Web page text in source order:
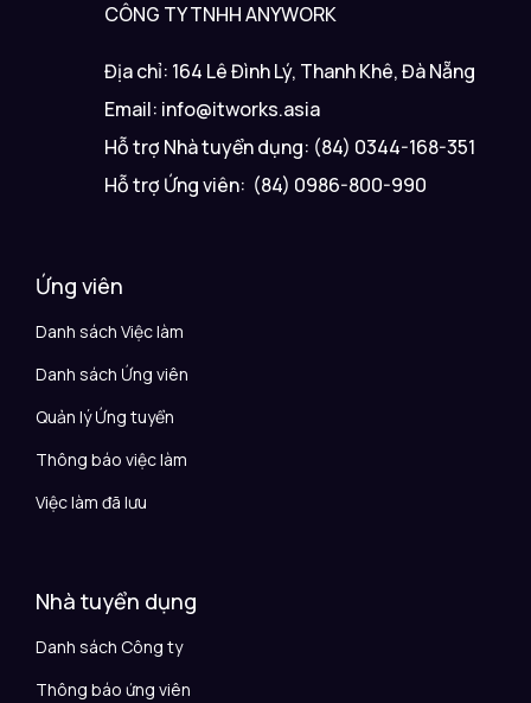
CÔNG TY TNHH ANYWORK
Địa chỉ: 164 Lê Đình Lý, Thanh Khê, Đà Nẵng
Email: info@itworks.asia
Hỗ trợ Nhà tuyển dụng: (84) 0344-168-351
Hỗ trợ Ứng viên: (84) 0986-800-990
Ứng viên
Danh sách Việc làm
Danh sách Ứng viên
Quản lý Ứng tuyển
Thông báo việc làm
Việc làm đã lưu
Nhà tuyển dụng
Danh sách Công ty
Thông báo ứng viên